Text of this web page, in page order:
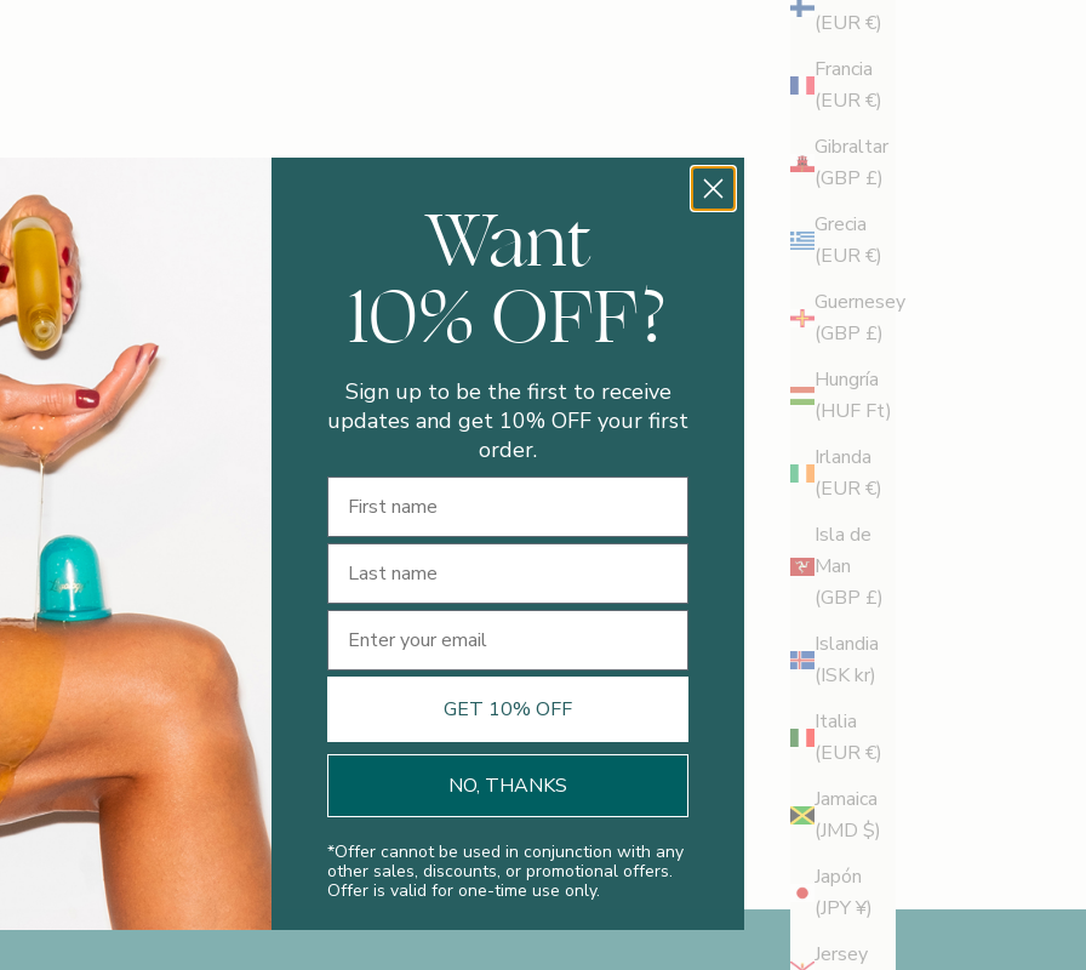
(EUR €)
Francia
(EUR €)
Gibraltar
(GBP £)
Grecia
(EUR €)
Guernesey
(GBP £)
Hungría
(HUF Ft)
Irlanda
(EUR €)
Isla de
Man
(GBP £)
Islandia
(ISK kr)
Italia
(EUR €)
Jamaica
(JMD $)
Japón
(JPY ¥)
Jersey
Dry Legs
Cómo conservar tu brillo veraniego
La fundadora de Legology, Kate Shapland, brinda
todos sus consejos y trucos para ayudar a mantener
ese brillo veraniego durante todo el año.
Leer más
Cómo conseguir un bronceado uniforme en las piernas
Descubre aquí por qué el cuerpo no se broncea al
mismo ritmo y por qué cuesta conseguir un color
Want
10% OFF?
Sign up to be the first to receive
updates and get 10% OFF your first
order.
GET 10% OFF
NO, THANKS
*Offer cannot be used in conjunction with any
other sales, discounts, or promotional offers.
Offer is valid for one-time use only.